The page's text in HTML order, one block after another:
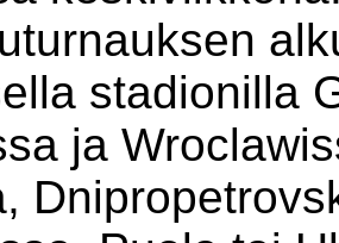
stadionilla
ja